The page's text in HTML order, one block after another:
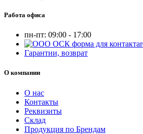
Работа офиса
пн-пт: 09:00 - 17:00
Гарантии, возврат
О компании
О нас
Контакты
Реквизиты
Склад
Продукция по Брендам